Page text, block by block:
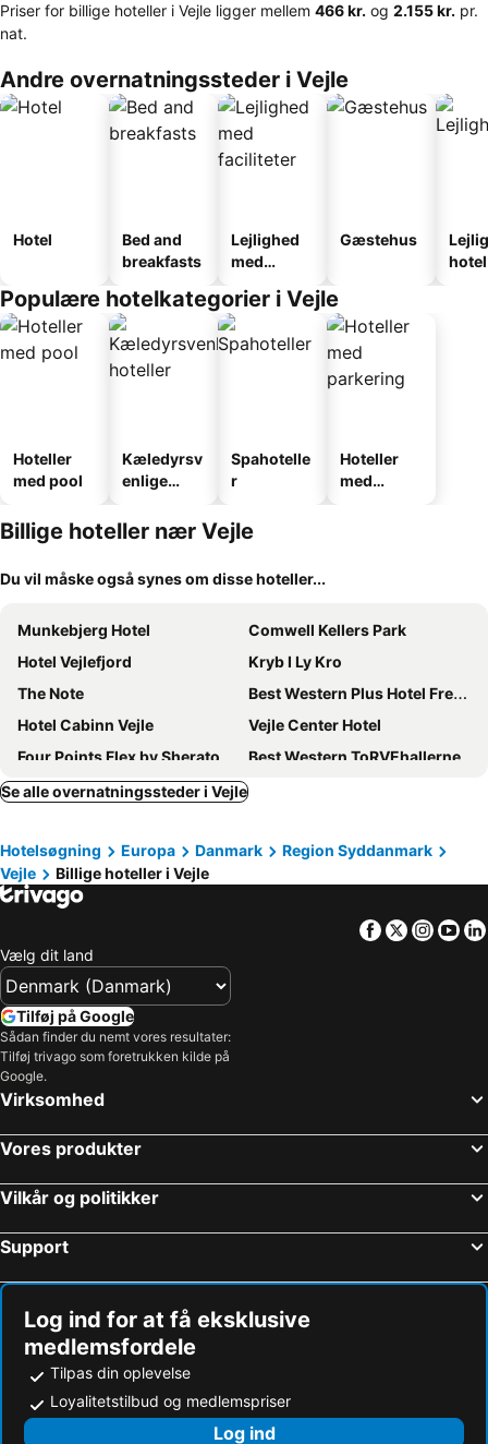
Priser for billige hoteller i Vejle ligger mellem ‎466 kr. og ‎2.155 kr. pr.
nat.
Andre overnatningssteder i Vejle
Hotel
Bed and
breakfasts
Lejlighed
med
Gæstehus
hotel
Populære hotelkategorier i Vejle
Hoteller
med pool
Kæledyrsv
enlige
Spahotelle
r
Hoteller
med
Billige hoteller nær Vejle
Du vil måske også synes om disse hoteller...
Munkebjerg Hotel
Comwell Kellers Park
Hotel Vejlefjord
Kryb I Ly Kro
The Note
Best Western Plus Hotel Fredericia
Hotel Cabinn Vejle
Vejle Center Hotel
Four Points Flex by Sheraton Vejle
Best Western ToRVEhallerne
Four Points Flex by Sheraton Horsens
Haraldskær Sinatur Hotel & Konference
Hotel Korning
BB-Hotel Vejle Park
Bredal Kro
Villavejle Hotel, BW Signature Collection
Go-sleep Vandel
Randbøldal Camping & Cabins
Munkebjerg Bed & Breakfast
Meldbjerg
Kirk Suites
Hotel Margrethe
Motel 59
Hornstrup Kursuscenter
Høll
Hejse Kro
Se alle overnatningssteder i Vejle
Hotelsøgning Europa Danmark
Region Syddanmark
Vejle
Billige hoteller i Vejle
Facebook
Twitter
Vælg dit land
Tilføj på Google
Sådan finder du nemt vores resultater:
Tilføj trivago som foretrukken kilde på
Google.
Virksomhed
Vores produkter
Vilkår og politikker
Support
Log ind for at få eksklusive
medlemsfordele
Tilpas din oplevelse
Loyalitetstilbud og medlemspriser
Log ind